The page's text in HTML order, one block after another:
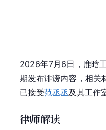
2026年7月6日，鹿晗
期发布诽谤内容，相关
已接受范丞丞及其工作
律师解读